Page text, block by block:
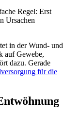
Regel: Erst
Ursachen
in der Wund- und
auf Gewebe,
dazu. Gerade
für die